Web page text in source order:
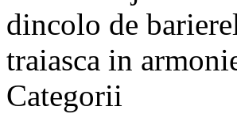
dincolo de
traiasca in
Categorii